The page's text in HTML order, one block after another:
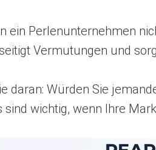
ein Perlenunternehmen
Vermutungen und
daran: Würden Sie
sind wichtig, wenn Ihre